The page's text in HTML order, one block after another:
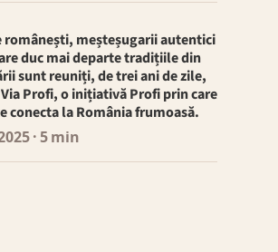
românești, meșteșugarii autentici
duc mai departe tradițiile din
sunt reuniți, de trei ani de zile,
Profi, o inițiativă Profi prin care
conecta la România frumoasă.
· 5 min